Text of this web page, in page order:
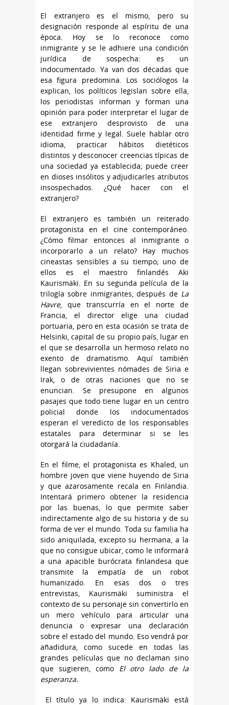
El extranjero es el mismo, pero su
designación responde al espíritu de una
época. Hoy se lo reconoce como
inmigrante y se le adhiere una condición
jurídica de sospecha: es un
indocumentado. Ya van dos décadas que
esa figura predomina. Los sociólogos la
explican, los políticos legislan sobre ella,
los periodistas informan y forman una
opinión para poder interpretar el lugar de
ese extranjero desprovisto de una
identidad firme y legal. Suele hablar otro
idioma, practicar hábitos dietéticos
distintos y desconocer creencias típicas de
una sociedad ya establecida; puede creer
en dioses insólitos y adjudicarles atributos
insospechados. ¿Qué hacer con el
extranjero?
El extranjero es también un reiterado
protagonista en el cine contemporáneo.
¿Cómo filmar entonces al inmigrante o
incorporarlo a un relato? Hay muchos
cineastas sensibles a su tiempo; uno de
ellos es el maestro finlandés Aki
Kaurismäki. En su segunda película de la
trilogía sobre inmigrantes, después de La
Havre, que transcurría en el norte de
Francia, el director elige una ciudad
portuaria, pero en esta ocasión se trata de
Helsinki, capital de su propio país, lugar en
el que se desarrolla un hermoso relato no
exento de dramatismo. Aquí también
llegan sobrevivientes nómades de Siria e
Irak, o de otras naciones que no se
enuncian. Se presupone en algunos
pasajes que todo tiene lugar en un centro
policial donde los indocumentados
esperan el veredicto de los responsables
estatales para determinar si se les
otorgará la ciudadanía.
En el filme, el protagonista es Khaled, un
hombre joven que viene huyendo de Siria
y que azarosamente recala en Finlandia.
Intentará primero obtener la residencia
por las buenas, lo que permite saber
indirectamente algo de su historia y de su
forma de ver el mundo. Toda su familia ha
sido aniquilada, excepto su hermana, a la
que no consigue ubicar, como le informará
a una apacible burócrata finlandesa que
transmite la empatía de un robot
humanizado. En esas dos o tres
entrevistas, Kaurismäki suministra el
contexto de su personaje sin convertirlo en
un mero vehículo para articular una
denuncia o expresar una declaración
sobre el estado del mundo. Eso vendrá por
añadidura, como sucede en todas las
grandes películas que no declaman sino
que sugieren, comoEl otro lado de la
esperanza.
El título ya lo indica: Kaurismäki está